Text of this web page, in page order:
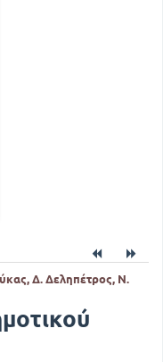
Δ. Δεληπέτρος, Ν.